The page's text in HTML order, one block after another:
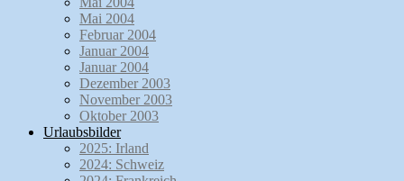
Mai 2004
Februar 2004
Januar 2004
Januar 2004
Dezember 2003
November 2003
Oktober 2003
Urlaubsbilder
2025: Irland
2024: Schweiz